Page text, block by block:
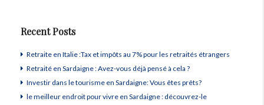
Recent Posts
Retraite en Italie :Tax et impôts au 7% pour les retraités étrangers
Retraité en Sardaigne : Avez-vous déjà pensé à cela ?
Investir dans le tourisme en Sardaigne: Vous êtes prêts?
le meilleur endroit pour vivre en Sardaigne : découvrez-le